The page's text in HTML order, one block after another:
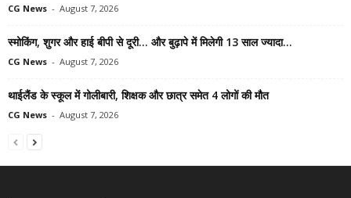
CG News - August 7, 2026
स्मोकिंग, शुगर और हाई बीपी से दूरी… और बुढ़ापे में मिलेगी 13 साल ज्यादा...
CG News - August 7, 2026
थाईलैंड के स्कूल में गोलीबारी, शिक्षक और छात्र समेत 4 लोगों की मौत
CG News - August 7, 2026